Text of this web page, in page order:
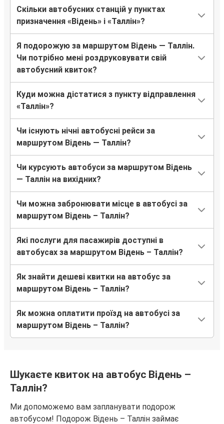
Скільки автобусних станцій у пунктах
призначення «Відень» і «Таллін»?
Я подорожую за маршрутом Відень — Таллін.
Чи потрібно мені роздруковувати свій
автобусний квиток?
Куди можна дістатися з пункту відправлення
«Таллін»?
Чи існують нічні автобусні рейси за
маршрутом Відень — Таллін?
Чи курсують автобуси за маршрутом Відень
— Таллін на вихідних?
Чи можна забронювати місце в автобусі за
маршрутом Відень – Таллін?
Які послуги для пасажирів доступні в
автобусах за маршрутом Відень – Таллін?
Як знайти дешеві квитки на автобус за
маршрутом Відень – Таллін?
Як можна оплатити проїзд на автобусі за
маршрутом Відень – Таллін?
Шукаєте квиток на автобус Відень –
Таллін?
Ми допоможемо вам запланувати подорож
автобусом! Подорож Відень – Таллін займає